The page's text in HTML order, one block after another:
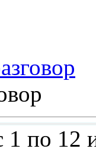
по 12